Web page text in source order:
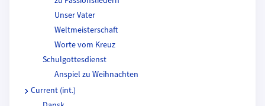
Unser Vater
Weltmeisterschaft
Worte vom Kreuz
Schulgottesdienst
Anspiel zu Weihnachten
Current (int.)